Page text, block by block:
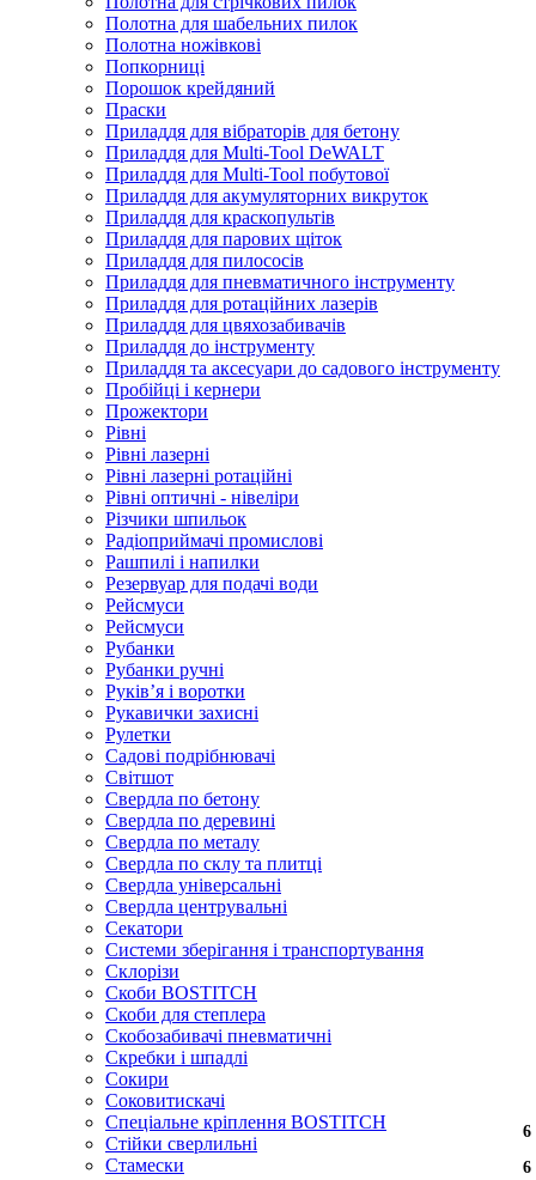
Полотна для шабельних пилок
Полотна ножівкові
Попкорниці
Порошок крейдяний
Праски
Приладдя для вібраторів для бетону
Приладдя для Multi-Tool DeWALT
Приладдя для Multi-Tool побутової
Приладдя для акумуляторних викруток
Приладдя для краскопультів
Приладдя для парових щіток
Приладдя для пилососів
Приладдя для пневматичного інструменту
Приладдя для ротаційних лазерів
Приладдя для цвяхозабивачів
Приладдя до інструменту
Приладдя та аксесуари до садового інструменту
Пробійці і кернери
Прожектори
Рівні
Рівні лазерні
Рівні лазерні ротаційні
Рівні оптичні - нівеліри
Різчики шпильок
Радіоприймачі промислові
Рашпилі і напилки
Резервуар для подачі води
Рейсмуси
Рейсмуси
Рубанки
Рубанки ручні
Руківʼя і воротки
Рукавички захисні
Рулетки
Садові подрібнювачі
Світшот
Свердла по бетону
Свердла по деревині
Свердла по металу
Свердла по склу та плитці
Свердла універсальні
Свердла центрувальні
Секатори
Системи зберігання і транспортування
Склорізи
Скоби BOSTITCH
Скоби для степлера
Скобозабивачі пневматичні
Скребки і шпадлі
Сокири
Соковитискачі
Спеціальне кріплення BOSTITCH
Стійки сверлильні
Стамески
6
6
6
6
6
6
6
6
6
6
6
6
6
6